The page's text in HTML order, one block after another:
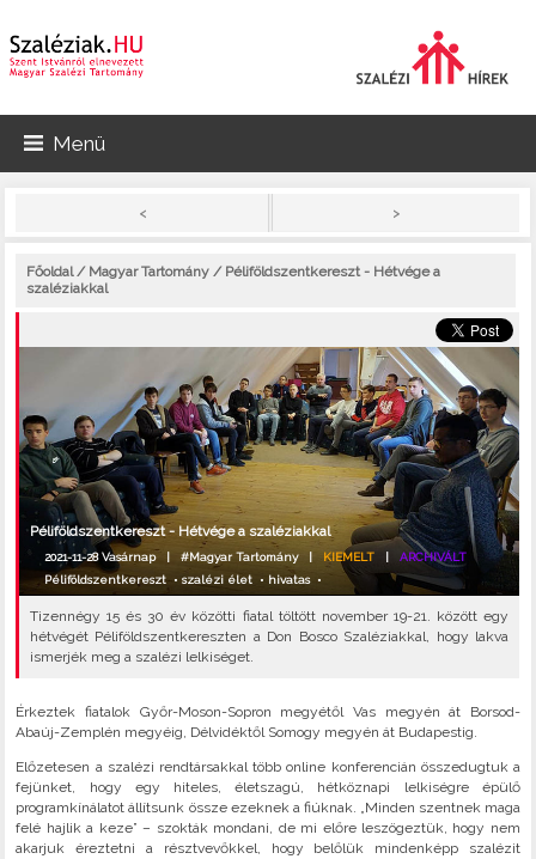
Menü
< >
Főoldal/ Magyar Tartomány / Péliföldszentkereszt - Hétvége a
szaléziakkal
Péliföldszentkereszt - Hétvége a szaléziakkal
2021-11-28 Vasárnap |#Magyar Tartomány| KIEMELT |ARCHIVÁLT
Péliföldszentkereszt•szalézi élet • hivatas•
Tizennégy 15 és 30 év közötti fiatal töltött november 19-21. között egy
hétvégét Péliföldszentkereszten a Don Bosco Szaléziakkal, hogy lakva
ismerjék meg a szalézi lelkiséget.
Érkeztek fiatalok Győr-Moson-Sopron megyétől Vas megyén át Borsod-
Abaúj-Zemplén megyéig, Délvidéktől Somogy megyén át Budapestig.
Előzetesen a szalézi rendtársakkal több online konferencián összedugtuk a
fejünket, hogy egy hiteles, életszagú, hétköznapi lelkiségre épülő
programkínálatot állítsunk össze ezeknek a fiúknak. „Minden szentnek maga
felé hajlik a keze” – szokták mondani, de mi előre leszögeztük, hogy nem
akarjuk éreztetni a résztvevőkkel, hogy belőlük mindenképp szalézit